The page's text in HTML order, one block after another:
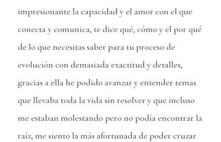
impresionante la capacidad y el amor con el que
conecta y comunica, te dice qué, cómo y el por qué
de lo que necesitas saber para tu proceso de
evolución con demasiada exactitud y detalles,
gracias a ella he podido avanzar y entender temas
que llevaba toda la vida sin resolver y que incluso
me estaban molestando pero no podía encontrar la
raíz, me siento la más afortunada de poder cruzar